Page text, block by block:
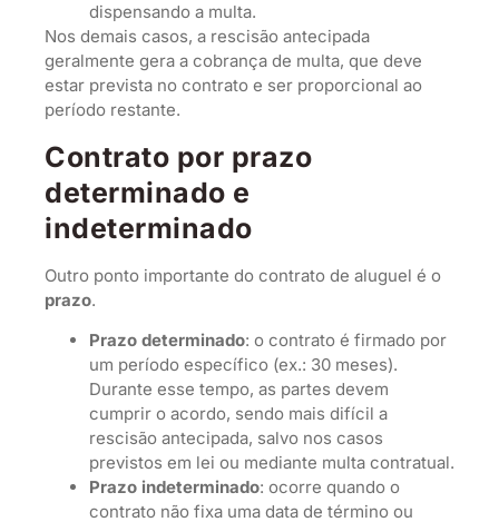
dispensando a multa.
Nos demais casos, a rescisão antecipada
geralmente gera a cobrança de multa, que deve
estar prevista no contrato e ser proporcional ao
período restante.
Contrato por prazo
determinado e
indeterminado
Outro ponto importante do contrato de aluguel é o
prazo.
Prazo determinado: o contrato é firmado por
um período específico (ex.: 30 meses).
Durante esse tempo, as partes devem
cumprir o acordo, sendo mais difícil a
rescisão antecipada, salvo nos casos
previstos em lei ou mediante multa contratual.
Prazo indeterminado: ocorre quando o
contrato não fixa uma data de término ou